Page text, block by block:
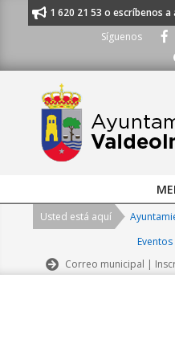
al 91 620 21 53 o escríbenos
Síguenos
Navigation
Usted está aquí
Eventos
Correo municipal |